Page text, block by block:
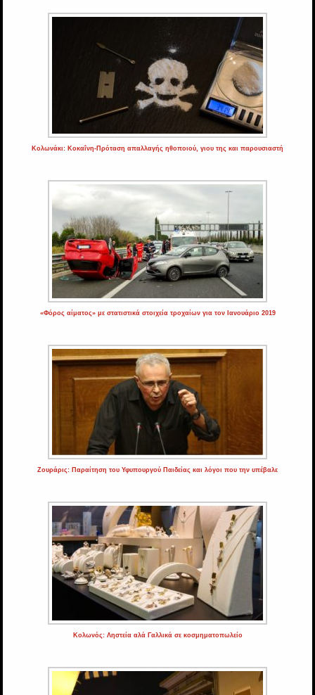
Κολωνάκι: Κοκαΐνη-Πρόταση απαλλαγής ηθοποιού, γιου της και παρουσιαστή
«Φόρος αίματος» με στατιστικά στοιχεία τροχαίων για τον Ιανουάριο 2019
Ζουράρις: Παραίτηση του Υφυπουργού Παιδείας και λόγοι που την υπέβαλε
Κολωνός: Ληστεία αλά Γαλλικά σε κοσμηματοπωλείο